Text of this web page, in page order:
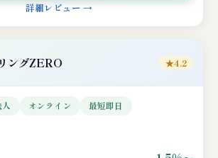
詳細レビュー →
ングZERO ★4.2
人 オンライン
最短即日